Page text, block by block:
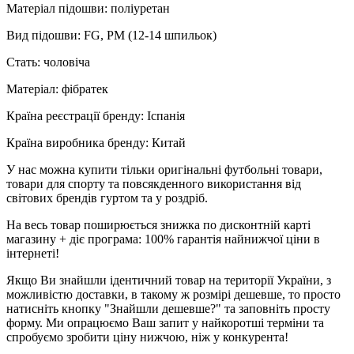
Матеріал підошви: поліуретан
Вид підошви: FG, PM (12-14 шпильок)
Стать: чоловіча
Матеріал: фібратек
Країна реєстрації бренду: Іспанія
Країна виробника бренду: Китай
У нас можна купити тільки оригінальні футбольні товари,
товари для спорту та повсякденного використання від
світових брендів гуртом та у роздріб.
На весь товар поширюється знижка по дисконтній карті
магазину + діє програма: 100% гарантія найнижчої ціни в
інтернеті!
Якщо Ви знайшли ідентичний товар на території України, з
можливістю доставки, в такому ж розмірі дешевше, то просто
натисніть кнопку "Знайшли дешевше?" та заповніть просту
форму. Ми опрацюємо Ваш запит у найкоротші терміни та
спробуємо зробити ціну нижчою, ніж у конкурента!